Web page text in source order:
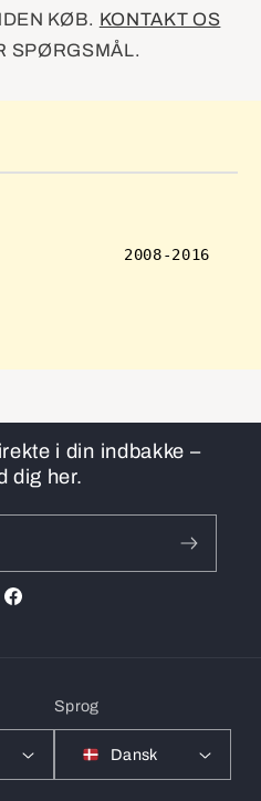
KØB. KONTAKT OS
SPØRGSMÅL.
i din indbakke –
dig her.
Facebook
Sprog
Dansk